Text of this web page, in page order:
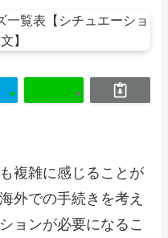
複雑に感じることが
外での手続きを考え
ョンが必要になるこ